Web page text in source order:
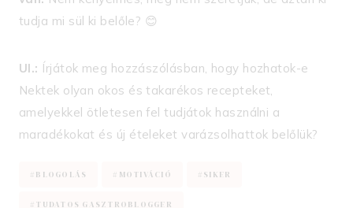
tudja mi sül ki belőle? 😊
UI.: Írjátok meg hozzászólásban, hogy hozhatok-e
Nektek olyan okos és takarékos recepteket,
amelyekkel ötletesen fel tudjátok használni a
maradékokat és új ételeket varázsolhattok belőlük?
# BLOGOLÁS # MOTIVÁCIÓ # SIKER
# TUDATOS GASZTROBLOGGER